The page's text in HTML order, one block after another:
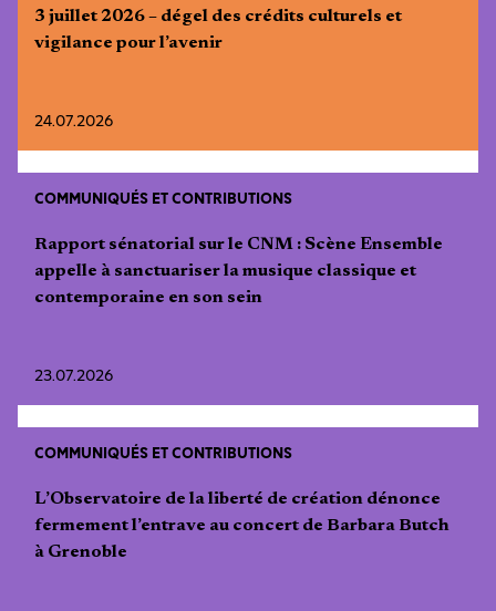
3 juillet 2026 – dégel des crédits culturels et
vigilance pour l’avenir
24.07.2026
COMMUNIQUÉS ET CONTRIBUTIONS
Rapport sénatorial sur le CNM : Scène Ensemble
appelle à sanctuariser la musique classique et
contemporaine en son sein
23.07.2026
COMMUNIQUÉS ET CONTRIBUTIONS
L’Observatoire de la liberté de création dénonce
fermement l’entrave au concert de Barbara Butch
à Grenoble